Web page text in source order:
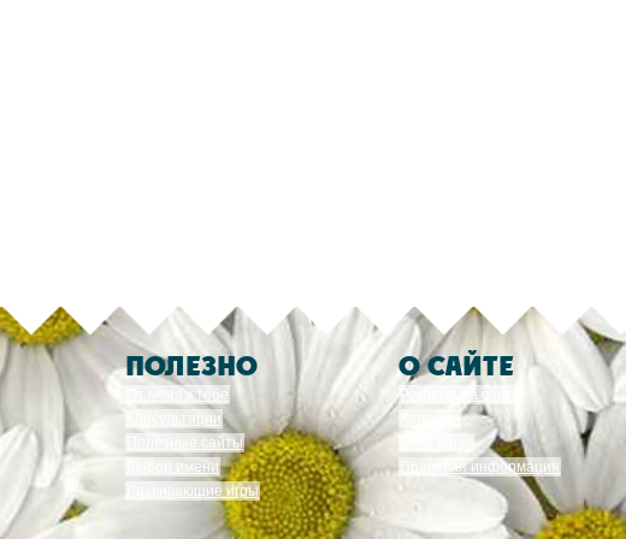
ПОЛЕЗНО
От меня к тебе
Консультации
Полезные сайты
Выбор имени
Развивающие игры
О САЙТЕ
Реклама на сайте
Правовая информация